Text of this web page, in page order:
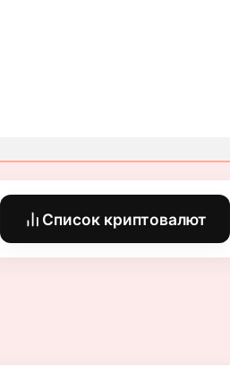
Список криптовалют